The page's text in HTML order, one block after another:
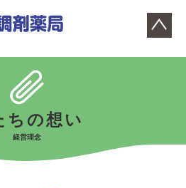
ちの想い
経営理念